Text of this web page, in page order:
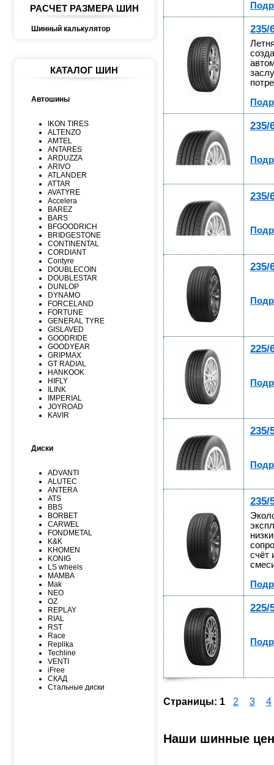
РАСЧЕТ РАЗМЕРА ШИН
Шинный калькулятор
КАТАЛОГ ШИН
Автошины
IKON TIRES
ALTENZO
AMTEL
ANTARES
ARDUZZA
ARIVO
ATLANDER
ATTAR
AVATYRE
Accelera
BAREZ
BARS
BFGOODRICH
BRIDGESTONE
CONTINENTAL
CORDIANT
Contyre
DOUBLECOIN
DOUBLESTAR
DUNLOP
DYNAMO
FORCELAND
FORTUNE
GENERAL TYRE
GISLAVED
GOODRIDE
GOODYEAR
GRIPMAX
GT RADIAL
HANKOOK
HIFLY
ILINK
IMPERIAL
JOYROAD
KAVIR
LAUFENN
MARSHAL
MATADOR
MAXXIS
MICHELIN
MIRAGE
NEXEN
NITTO
NOKIAN
NOKIAN NORDMAN
Nordman Nordman
ONYX
PACE
PIRELLI
PIRELLI Formula
ROADCRUZA
ROADKING
ROADMARCH
ROADSTONE
ROTALLA
SAILUN
SATOYA
SONIX
SUNFULL
TIGAR
TORERO
TORQUE
Диски
ADVANTI
ALUTEC
ANTERA
ATS
BBS
BORBET
CARWEL
FONDMETAL
K&K
KHOMEN
KONIG
LS wheels
MAMBA
Mak
NEO
OZ
REPLAY
RIAL
RST
Race
Replika
Techline
VENTI
iFree
СКАД
Стальные диски
235/
235/
235/
235/
225/
235/
235/
счёт
225/
Страницы: 1 2 3 4
Наши шинные